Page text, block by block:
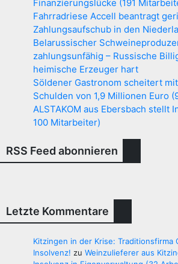
Finanzierungslücke (191
Fahrradriese Accell beantragt
Zahlungsaufschub in den
Belarussischer
zahlungsunfähig – Russische
heimische Erzeuger hart
Söldener Gastronom scheitert
Schulden von 1,9 Millionen Euro
ALSTAKOM aus Ebersbach stellt
100 Mitarbeiter)
RSS Feed abonnieren
Letzte Kommentare
Kitzingen in der Krise: Traditionsfirma
Insolvenz! zu Weinzulieferer aus